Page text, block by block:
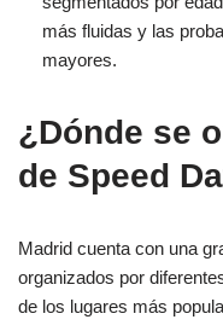
más fluidas y las
mayores.
¿Dónde se
de Speed
Madrid cuenta con una
organizados por
de los lugares más